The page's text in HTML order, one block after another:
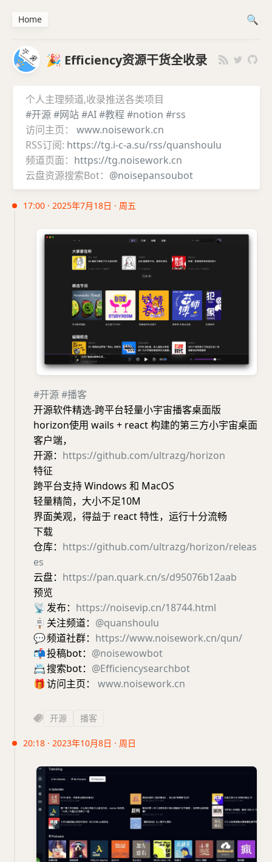
🎉 Efficiency资源干货全收录
个人主理频道,收录推送各类项目
#开源#网站#AI#教程 #notion #rss
访问主页： www.noisework.cn
RSS订阅: https://tg.i-c-a.su/rss/quanshoulu
频道页面： https://tg.noisework.cn
云盘资源搜索Bot： @noisepansoubot
17:00 · 2025年7月18日 · 周五
#开源#播客
开源软件精选-跨平台轻量小宇宙播客桌面版
horizon使用 wails + react 构建的第三方小宇宙桌面
客户端，
开源： https://github.com/ultrazg/horizon
特征
跨平台支持 Windows 和 MacOS
轻量精简，大小不足10M
界面美观，得益于 react 特性，运行十分流畅
下载
仓库： https://github.com/ultrazg/horizon/releas
es
云盘： https://pan.quark.cn/s/d95076b12aab
预览
📡发布： https://noisevip.cn/18744.html
🪧 关注频道： @quanshoulu
💬频道社群： https://www.noisework.cn/qun/
📬投稿bot： @noisewowbot
📇搜索bot： @Efficiencysearchbot
🎁访问主页： www.noisework.cn
开源 播客
20:18 · 2023年10月8日 · 周日
Home